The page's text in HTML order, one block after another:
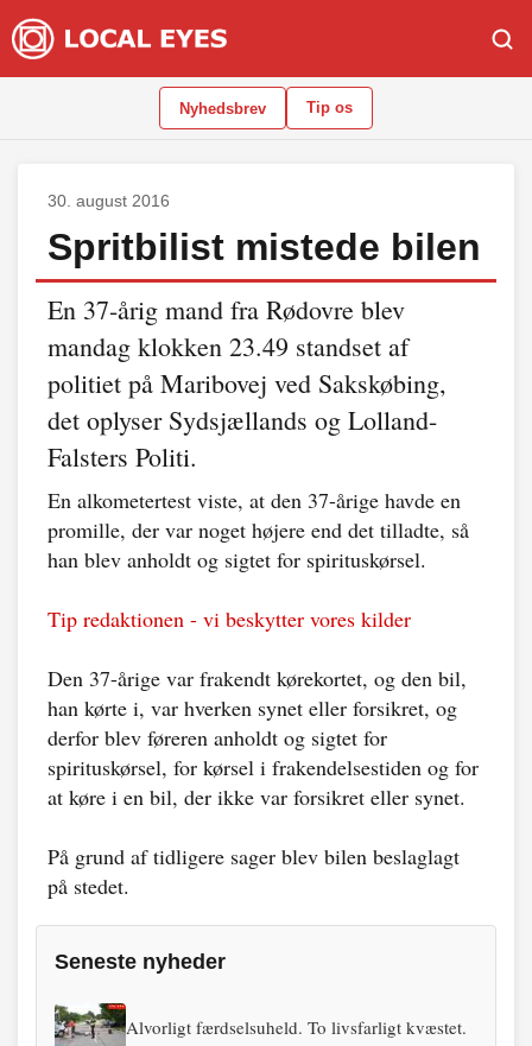
Nyhedsbrev Tip os
30. august 2016
Spritbilist mistede bilen
En 37-årig mand fra Rødovre blev
mandag klokken 23.49 standset af
politiet på Maribovej ved Sakskøbing,
det oplyser Sydsjællands og Lolland-
Falsters Politi.
En alkometertest viste, at den 37-årige havde en
promille, der var noget højere end det tilladte, så
han blev anholdt og sigtet for spirituskørsel.
Tip redaktionen - vi beskytter vores kilder
Den 37-årige var frakendt kørekortet, og den bil,
han kørte i, var hverken synet eller forsikret, og
derfor blev føreren anholdt og sigtet for
spirituskørsel, for kørsel i frakendelsestiden og for
at køre i en bil, der ikke var forsikret eller synet.
På grund af tidligere sager blev bilen beslaglagt
på stedet.
Seneste nyheder
Alvorligt færdselsuheld. To livsfarligt kvæstet.